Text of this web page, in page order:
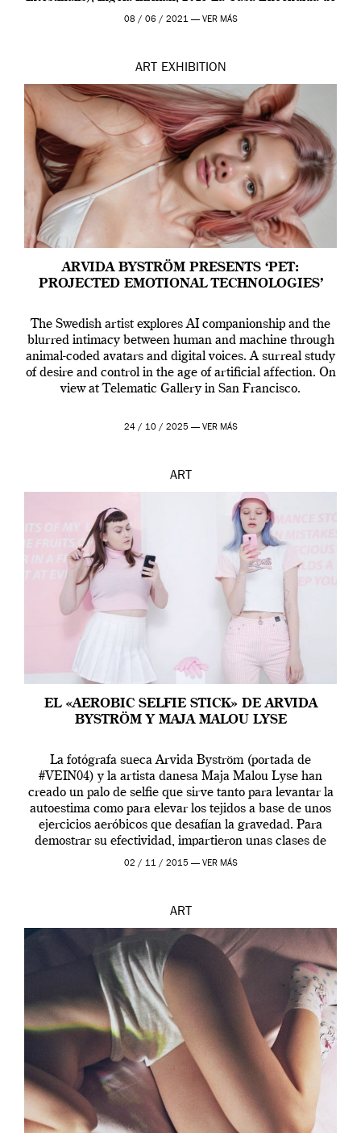
Madrid y la Wellcome […]
08 / 06 / 2021 — VER MÁS
ART EXHIBITION
ARVIDA BYSTRÖM PRESENTS ‘PET:
PROJECTED EMOTIONAL TECHNOLOGIES’
The Swedish artist explores AI companionship and the
blurred intimacy between human and machine through
animal-coded avatars and digital voices. A surreal study
of desire and control in the age of artificial affection. On
view at Telematic Gallery in San Francisco.
24 / 10 / 2025 — VER MÁS
ART
EL «AEROBIC SELFIE STICK» DE ARVIDA
BYSTRÖM Y MAJA MALOU LYSE
La fotógrafa sueca Arvida Byström (portada de
#VEIN04) y la artista danesa Maja Malou Lyse han
creado un palo de selfie que sirve tanto para levantar la
autoestima como para elevar los tejidos a base de unos
ejercicios aeróbicos que desafían la gravedad. Para
demostrar su efectividad, impartieron unas clases de
prueba en el Tate […]
02 / 11 / 2015 — VER MÁS
ART